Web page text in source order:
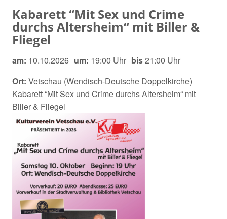
Kabarett “Mit Sex und Crime
durchs Altersheim“ mit Biller &
Fliegel
am: 10.10.2026 um: 19:00 Uhr bis21:00 Uhr
Ort: Vetschau (Wendisch-Deutsche Doppelkirche)
Kabarett “Mit Sex und Crime durchs Altersheim“ mit
Biller & Fliegel